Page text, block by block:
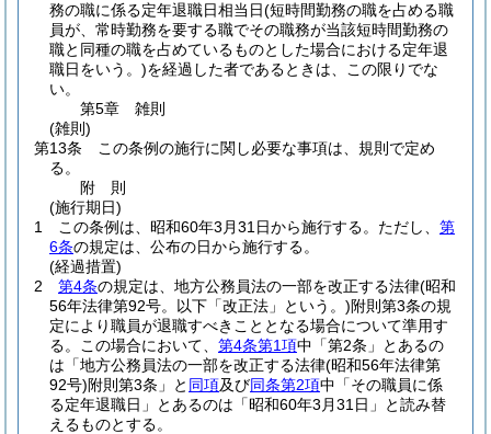
務の職に係る定年退職日相当日(短時間勤務の職を占める職
員が、常時勤務を要する職でその職務が当該短時間勤務の
職と同種の職を占めているものとした場合における定年退
職日をいう。)を経過した者であるときは、この限りでな
い。
第5章
雑則
(雑則)
第13条
この条例の施行に関し必要な事項は、規則で定め
る。
附 則
(施行期日)
1
この条例は、昭和60年3月31日から施行する。 ただし、 第
6条の規定は、公布の日から施行する。
(経過措置)
2
第4条の規定は、地方公務員法の一部を改正する法律(昭和
56年法律第92号。以下「改正法」という。)附則第3条の規
定により職員が退職すべきこととなる場合について準用す
る。
この場合において、 第4条第1項中「第2条」とあるの
は「地方公務員法の一部を改正する法律(昭和56年法律第
92号)附則第3条」と 同項及び同条第2項中「その職員に係
る定年退職日」とあるのは「昭和60年3月31日」と読み替
えるものとする。